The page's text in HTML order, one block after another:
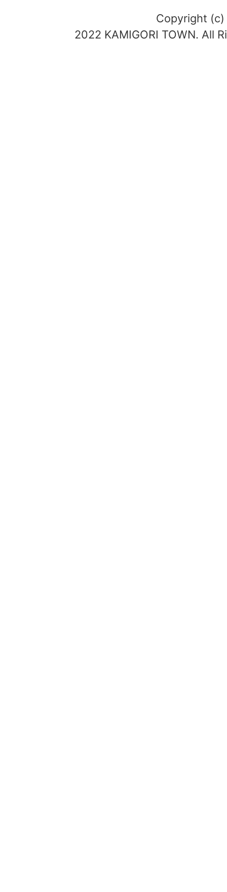
Copyright (c)
2022 KAMIGORI TOWN. All